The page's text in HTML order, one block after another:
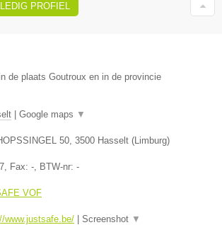
PROFIEL
de plaats Goutroux en in de provincie
Google maps ▼
50, 3500 Hasselt (Limburg)
, Fax: -, BTW-nr: -
VOF
www.justsafe.be/ Screenshot ▼